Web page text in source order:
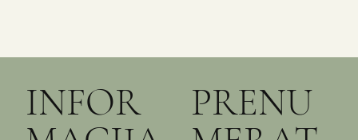
INFOR
PRENU